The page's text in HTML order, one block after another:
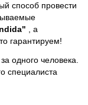
способ провести
, a
гарантируем!
за одного человека.
специалиста